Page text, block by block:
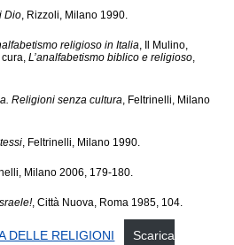
Dio , Rizzoli, Milano 1990.
religioso in Italia , Il Mulino,
cura,L’analfabetismo biblico e religioso
Religioni senza cultura , Feltrinelli, Milano
, Feltrinelli, Milano 1990.
Milano 2006, 179-180.
, Città Nuova, Roma 1985, 104.
DELLE RELIGIONI
Scarica